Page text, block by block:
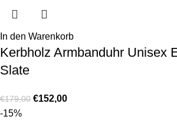
In den Warenkorb
Kerbholz Armbanduhr Unisex
Slate
€179,00 €152,00
-15%